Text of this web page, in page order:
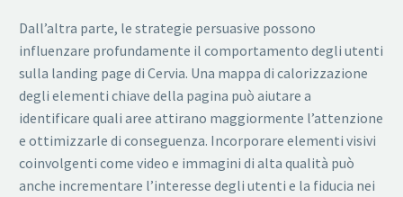
Dall’altra parte, le strategie persuasive possono
influenzare profundamente il comportamento degli utenti
sulla landing page di Cervia. Una mappa di calorizzazione
degli elementi chiave della pagina può aiutare a
identificare quali aree attirano maggiormente l’attenzione
e ottimizzarle di conseguenza. Incorporare elementi visivi
coinvolgenti come video e immagini di alta qualità può
anche incrementare l’interesse degli utenti e la fiducia nei